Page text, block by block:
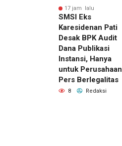
17 jam lalu
SMSI Eks
Karesidenan Pati
Desak BPK Audit
Dana Publikasi
Instansi, Hanya
untuk Perusahaan
Pers Berlegalitas
8 Redaksi